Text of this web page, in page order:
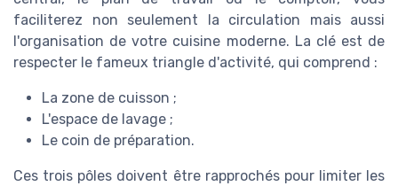
faciliterez non seulement la circulation mais aussi
l'organisation de votre cuisine moderne. La clé est de
respecter le fameux triangle d'activité, qui comprend :
La zone de cuisson ;
L'espace de lavage ;
Le coin de préparation.
Ces trois pôles doivent être rapprochés pour limiter les